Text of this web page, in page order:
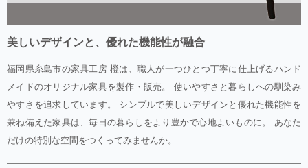
美しいデザインと、優れた機能性が融合
福岡県糸島市の家具工房 橙は、職人が一つひとつ丁寧に仕上げるハンド
メイドのオリジナル家具を製作・販売。 使いやすさと暮らしへの馴染み
やすさを追求しています。 シンプルで美しいデザインと優れた機能性を
兼ね備えた家具は、毎日の暮らしをより豊かで心地よいものに。 あなた
だけの特別な空間をつくってみませんか。